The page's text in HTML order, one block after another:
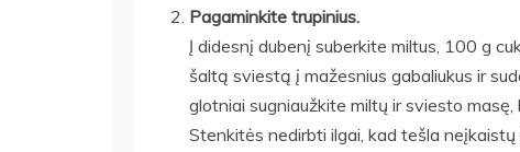
Pagaminkite trupinius.
Į didesnį dubenį suberkite miltus, 100 g
šaltą sviestą į mažesnius gabaliukus ir
glotniai sugniaužkite miltų ir sviesto
Stenkitės nedirbti ilgai, kad tešla neįkaistų